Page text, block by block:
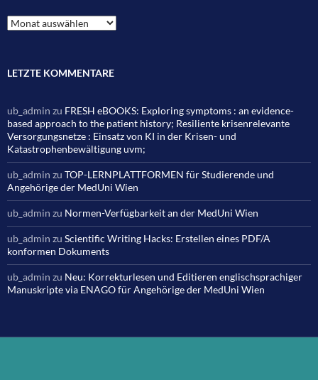
Archiv
LETZTE KOMMENTARE
ub_admin zu FRESH eBOOKS: Exploring symptoms : an evidence-
based approach to the patient history; Resiliente krisenrelevante
Versorgungsnetze : Einsatz von KI in der Krisen- und
Katastrophenbewältigung uvm;
ub_admin zu TOP-LERNPLATTFORMEN für Studierende und
Angehörige der MedUni Wien
ub_admin zu Normen-Verfügbarkeit an der MedUni Wien
ub_admin zu Scientific Writing Hacks: Erstellen eines PDF/A
konformen Dokuments
ub_admin zu Neu: Korrekturlesen und Editieren englischsprachiger
Manuskripte via ENAGO für Angehörige der MedUni Wien